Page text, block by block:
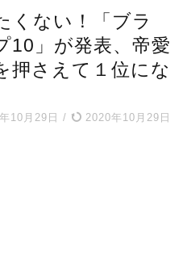
くない！「ブラ
10」が発表、帝愛
押さえて１位にな
10月29日 / 2020年10月29日